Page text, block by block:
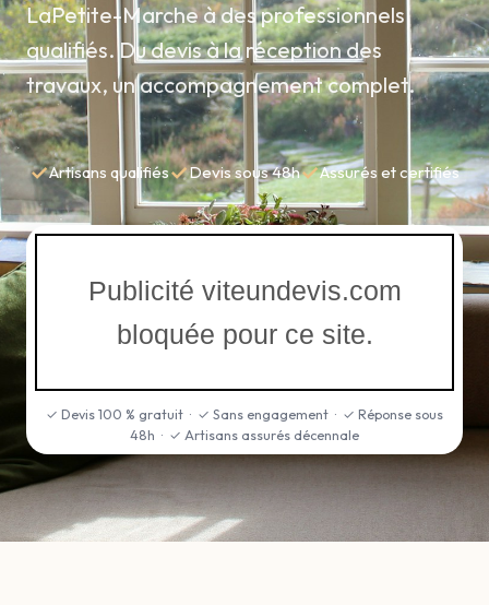
LaPetite-Marche à des professionnels
qualifiés. Du devis à la réception des
travaux, un accompagnement complet.
✓Artisans qualifiés✓Devis sous 48h✓Assurés et certifiés
Publicité viteundevis.com
bloquée pour ce site.
✓ Devis 100 % gratuit · ✓ Sans engagement · ✓ Réponse sous
48h · ✓ Artisans assurés décennale